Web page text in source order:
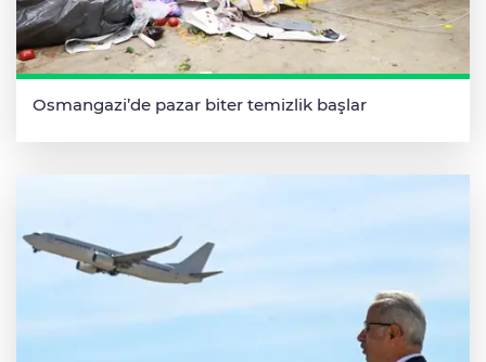
Osmangazi’de pazar biter temizlik başlar